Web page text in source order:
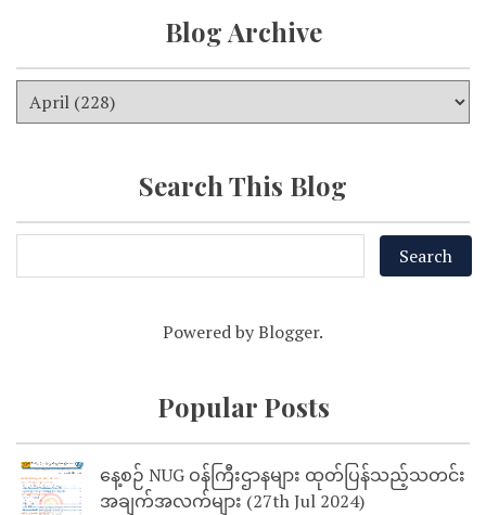
Blog Archive
Search This Blog
Powered byBlogger.
Popular Posts
နေ့စဉ် NUG ဝန်ကြီးဌာနများ ထုတ်ပြန်သည့်သတင်း
အချက်အလက်များ (27th Jul 2024)